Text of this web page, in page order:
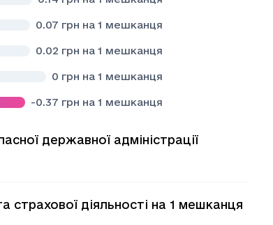
0.07 грн на 1 мешканця
0.02 грн на 1 мешканця
0 грн на 1 мешканця
-0.37 грн на 1 мешканця
державної адміністрації
страхової діяльності на 1 мешканця